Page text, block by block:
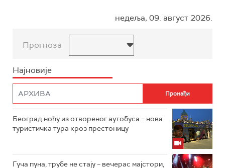
недеља, 09. август 2026.
Прогноза
Најновије
Београд ноћу из отвореног аутобуса – нова
туристичка тура кроз престоницу
Гуча пуна, трубе не стају – вечерас мајстори,